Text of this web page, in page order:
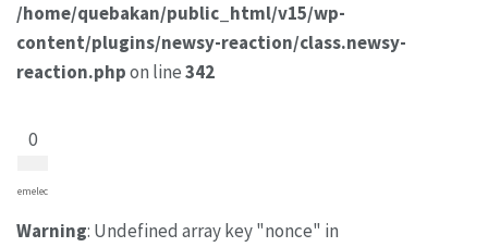
/home/quebakan/public_html/v15/wp-
content/plugins/newsy-reaction/class.newsy-
reaction.phpon line342
0
emelec
Warning: Undefined array key "nonce" in